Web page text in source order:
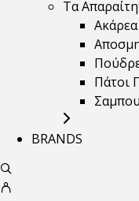
Τα
Πάτοι
BRANDS